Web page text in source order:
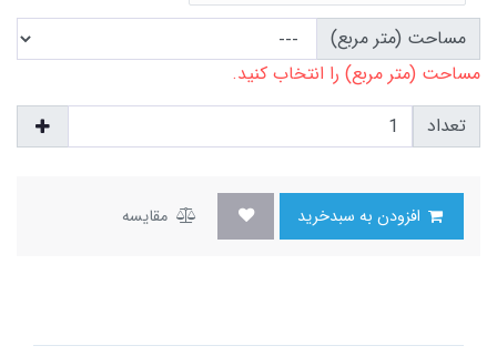
مساحت (متر مربع)
مساحت (متر مربع) را انتخاب کنید.
تعداد
مقایسه